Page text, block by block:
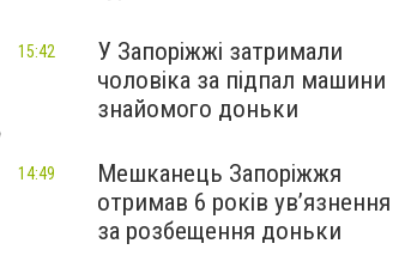
У Запоріжжі затримали
чоловіка за підпал машини
знайомого доньки
15:42
Мешканець Запоріжжя
отримав 6 років увʼязнення
за розбещення доньки
14:49